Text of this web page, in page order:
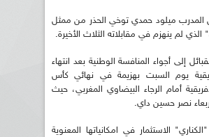
المدرب ميلود حمدي توخي الحذر من ممثل
الذي لم ينهزم في مقابلاته الثلاث الأخيرة.
إلى أجواء المنافسة الوطنية بعد انتهاء
يوم السبت بهزيمة في نهائي كأس
أمام الرجاء البيضاوي المغربي، حيث
نصر حسين داي.
الاستثمار في امكانياتها المعنوية